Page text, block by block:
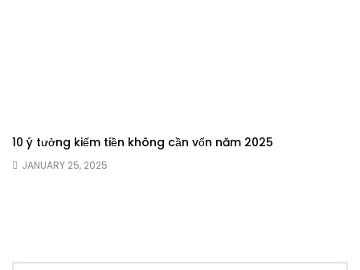
10 ý tưởng kiếm tiền không cần vốn năm 2025
JANUARY 25, 2025